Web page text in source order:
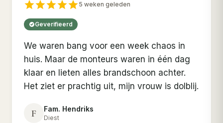
5 weken geleden
Geverifieerd
We waren bang voor een week chaos in
huis. Maar de monteurs waren in één dag
klaar en lieten alles brandschoon achter.
Het ziet er prachtig uit, mijn vrouw is dolblij.
F Fam. Hendriks
Diest